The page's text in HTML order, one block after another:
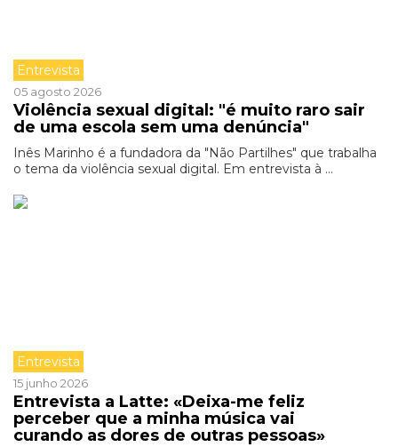
Entrevista
05 agosto 2026
Violência sexual digital: "é muito raro sair
de uma escola sem uma denúncia"
Inês Marinho é a fundadora da "Não Partilhes" que trabalha
o tema da violência sexual digital. Em entrevista à ...
Entrevista
15 junho 2026
Entrevista a Latte: «Deixa-me feliz
perceber que a minha música vai
curando as dores de outras pessoas»